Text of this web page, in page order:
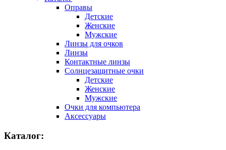
Оправы
Детские
Женские
Мужские
Линзы для очков
Линзы
Контактные линзы
Солнцезащитные очки
Детские
Женские
Мужские
Очки для компьютера
Аксессуары
Каталог: